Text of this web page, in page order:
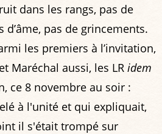
dans les rangs, pas de
d’âme, pas de grincements.
les premiers à l’invitation,
Maréchal aussi, les LR idem
ce 8 novembre au soir :
à l'unité et qui expliquait,
il s'était trompé sur